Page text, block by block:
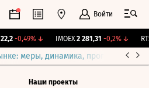
Войти
-0,49%↓ IMOEX 2 281,31 -0,2%↓
меры, динамика, прогнозы
Наши проекты